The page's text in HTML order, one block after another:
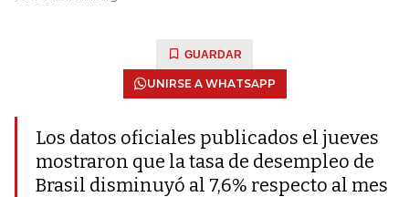
GUARDAR
UNIRSE A WHATSAPP
Los datos oficiales publicados el jueves
mostraron que la tasa de desempleo de
Brasil disminuyó al 7,6% respecto al mes